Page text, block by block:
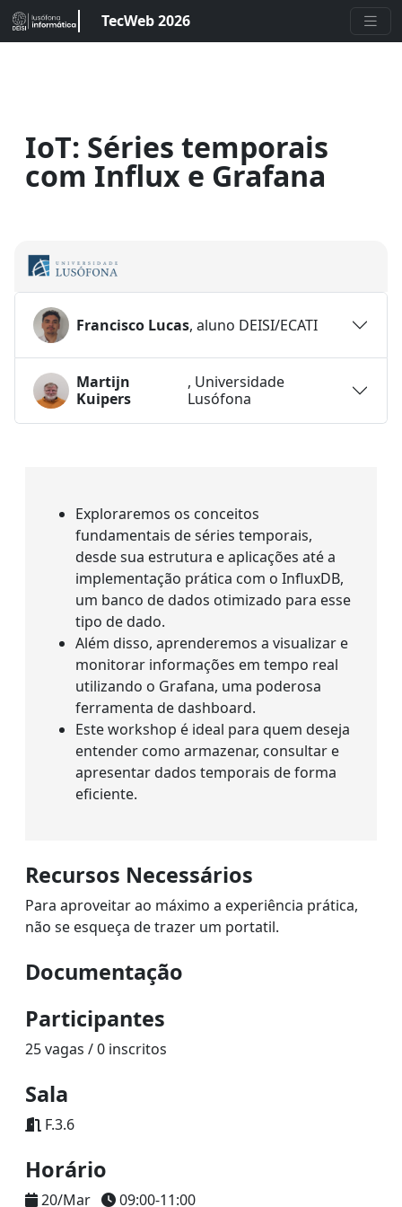
TecWeb 2026
IoT: Séries temporais
com Influx e Grafana
Francisco Lucas, aluno DEISI/ECATI
Martijn
Kuipers
, Universidade
Lusófona
Exploraremos os conceitos
fundamentais de séries temporais,
desde sua estrutura e aplicações até a
implementação prática com o InfluxDB,
um banco de dados otimizado para esse
tipo de dado.
Além disso, aprenderemos a visualizar e
monitorar informações em tempo real
utilizando o Grafana, uma poderosa
ferramenta de dashboard.
Este workshop é ideal para quem deseja
entender como armazenar, consultar e
apresentar dados temporais de forma
eficiente.
Recursos Necessários
Para aproveitar ao máximo a experiência prática,
não se esqueça de trazer um portatil.
Documentação
Participantes
25 vagas / 0 inscritos
Sala
F.3.6
Horário
20/Mar 09:00-11:00